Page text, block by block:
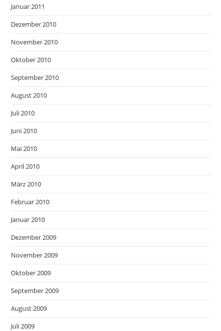
Januar 2011
Dezember 2010
November 2010
Oktober 2010
September 2010
August 2010
Juli 2010
Juni 2010
Mai 2010
April 2010
März 2010
Februar 2010
Januar 2010
Dezember 2009
November 2009
Oktober 2009
September 2009
August 2009
Juli 2009